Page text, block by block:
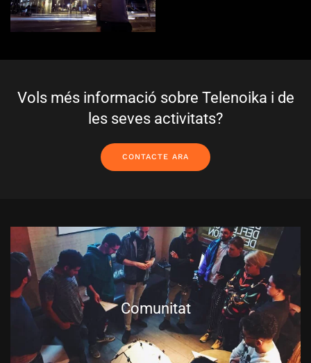
Vols més informació sobre Telenoika i de
les seves activitats?
CONTACTE ARA
Comunitat